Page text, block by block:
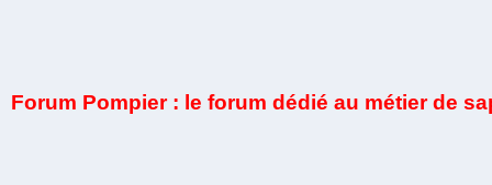
Forum Pompier : le forum dédié au métier de